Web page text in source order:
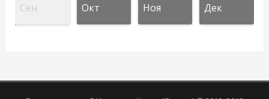
Сен Окт Ноя Дек